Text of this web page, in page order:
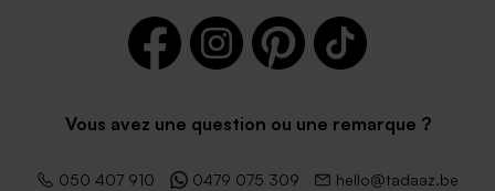
Jolie enveloppe rose nude Enveloppe couleur bleu nuit
Vous avez une question ou une remarque ?
050 407 910 0479 075 309 hello@tadaaz.be